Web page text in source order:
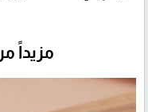
مزيداً